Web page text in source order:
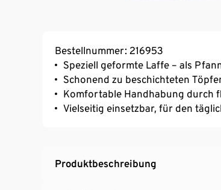
Bestellnummer: 216953
Speziell geformte Laffe – als
Schonend zu beschichteten
Komfortable Handhabung durch
Vielseitig einsetzbar, für den
Produktbeschreibung